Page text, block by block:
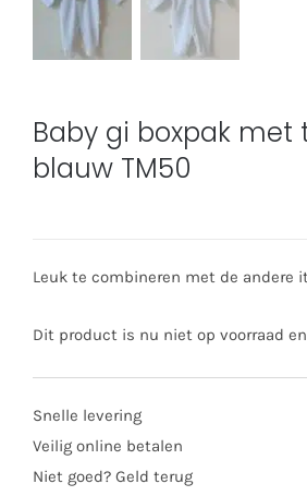
Baby gi boxpak met
blauw TM50
Leuk te combineren met de andere
Dit product is nu niet op voorraad
Snelle levering
Veilig online betalen
Niet goed? Geld terug